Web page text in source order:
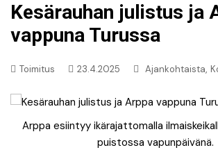
Kesärauhan julistus ja
vappuna Turussa
Toimitus 23.4.2025 Ajankohtaista,
Arppa esiintyy ikärajattomalla
puistossa vapunpäivänä.